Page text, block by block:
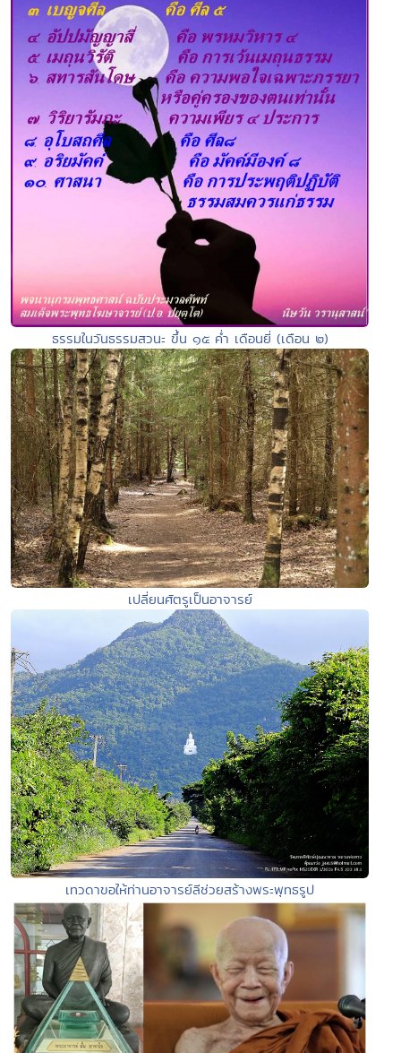
ธรรมในวันธรรมสวนะ ขึ้น ๑๕ ค่ำ เดือนยี่ (เดือน ๒)
เปลี่ยนศัตรูเป็นอาจารย์
เทวดาขอให้ท่านอาจารย์ลีช่วยสร้างพระพุทธรูป